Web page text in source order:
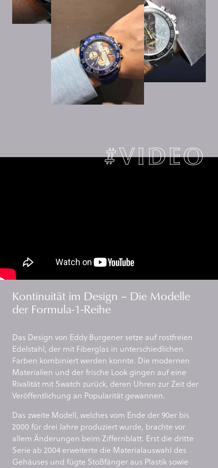
#VIDEO
Kontinuität im Design – Die Modelle
der Formula-1-Reihe
Das Design von Eddy Burgener setze auf rostfreien
Edelstahl, der mit Fiberglas in unterschiedlichen
Farben kombiniert werden konnte. Die modernen
Materialien und der frische Look gingen auf eine
Rivalität mit Swatch zurück, deren Uhren zur Zeit der
Veröffentlichung an Popularität gewannen.
Das zweite Modell, welches vom Ende der 90er bis
2000 für drei Jahre produziert wurde, brachte vor
allem Änderungen beim Ziffernblatt. Erst die dritte
Serie ab 2004 erweiterte die Materialauswahl des
Gehäuses und fügte Stoßfänger aus Plastik sowie